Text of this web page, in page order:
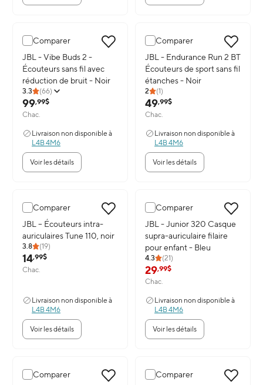
Comparer
Image du produit: JBL - Vibe Buds 2 - Écouteurs sans fil avec
JBL - Vibe Buds 2 -
Écouteurs sans fil avec
réduction de bruit - Noir
3.3 (66)
99,99$
Chac.
Livraison non disponible à
L4B 4M6
Voir les détails
Comparer
Image du produit: JBL -
JBL - Endurance Run 2 BT
Écouteurs de sport sans fil
étanches - Noir
2 (1)
49,99$
Chac.
Livraison non disponible à
L4B 4M6
Voir les détails
Comparer
Image du produit: JBL – Écouteurs intra-auriculaires Tune 110, noir
JBL – Écouteurs intra-
auriculaires Tune 110, noir
3.8 (19)
14,99$
Chac.
Livraison non disponible à
L4B 4M6
Voir les détails
Comparer
Image du produit: JBL - Junior
JBL - Junior 320 Casque
supra-auriculaire filaire
pour enfant - Bleu
4.3 (21)
29,99$
Chac.
Livraison non disponible à
L4B 4M6
Voir les détails
Comparer
Comparer